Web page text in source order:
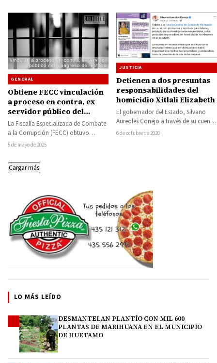
ilícito
GENERAL
Obtiene FECC vinculación
a proceso en contra, ex
servidor público del
Congreso del Estado,
presunto responsable de
fraude y uso ilícito de
atribuciones y facultades
La Fiscalía Especializada de Combate
a la Corrupción (FECC) obtuvo
vinculación a proceso en contra de
5 de mayo de 2025
JUSTICIA
Detienen a dos presuntas
responsabilidades del
homicidio Xitlali Elizabeth
El gobernador del Estado, Silvano
Aureoles Conejo a través de su cuenta
de Twitter dió a conocer la…
6 de octubre de 2020
Cargar más
LO MÁS LEÍDO
DESMANTELAN PLANTÍO CON MIL 600
PLANTAS DE MARIHUANA EN EL MUNICIPIO
DE HUETAMO